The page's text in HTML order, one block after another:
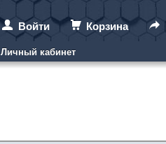
Войти
Корзина
Личный кабинет